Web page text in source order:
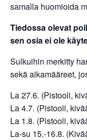
samalla huomioida
Tiedossa olevat
sen osia ei ole
Sulkuihin merkitty
sekä aikamääreet,
La 27.6. (Pistooli,
La 4.7. (Pistooli,
La 1.8. (Pistooli,
La-su 15.-16.8.